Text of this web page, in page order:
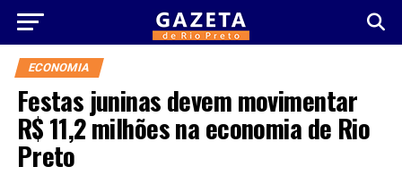
ECONOMIA
Festas juninas devem movimentar
R$ 11,2 milhões na economia de Rio
Preto